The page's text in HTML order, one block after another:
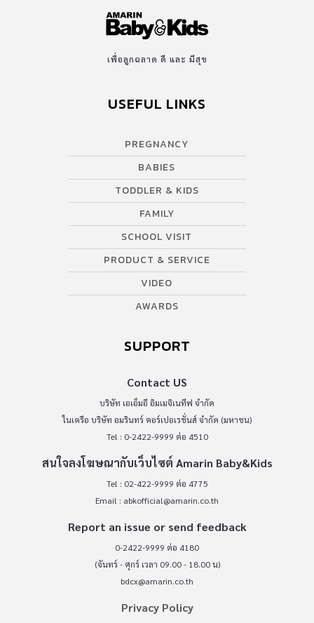
เพื่อลูกฉลาด ดี และ มีสุข
USEFUL LINKS
PREGNANCY
BABIES
TODDLER & KIDS
FAMILY
SCHOOL VISIT
PRODUCT & SERVICE
VIDEO
AWARDS
SUPPORT
Contact US
บริษัท เอเอ็มอี อิมเมจิเนทีฟ จำกัด
ในเครือ บริษัท อมรินทร์ คอร์เปอเรชั่นส์ จำกัด (มหาชน)
Tel : 0-2422-9999 ต่อ 4510
สนใจลงโฆษณากับเว็บไซต์ Amarin Baby&Kids
Tel : 02-422-9999 ต่อ 4775
Email : abkofficial@amarin.co.th
Report an issue or send feedback
0-2422-9999 ต่อ 4180
(จันทร์ - ศุกร์ เวลา 09.00 - 18.00 น)
bdcx@amarin.co.th
Privacy Policy